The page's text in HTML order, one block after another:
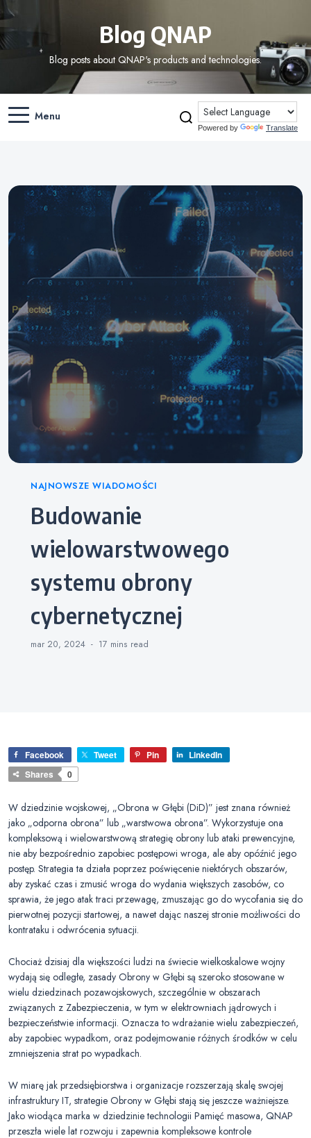
Blog QNAP
Blog posts about QNAP's products and technologies.
Menu
Powered by Translate
Categories
NAJNOWSZE WIADOMOŚCI
Budowanie
wielowarstwowego
systemu obrony
cybernetycznej
mar 20, 2024 17 mins read
Facebook Tweet Pin
LinkedIn
Shares
0
W dziedzinie wojskowej, „Obrona w Głębi (DiD)” jest znana również
jako „odporna obrona” lub „warstwowa obrona”. Wykorzystuje ona
kompleksową i wielowarstwową strategię obrony lub ataki prewencyjne,
nie aby bezpośrednio zapobiec postępowi wroga, ale aby opóźnić jego
postęp. Strategia ta działa poprzez poświęcenie niektórych obszarów,
aby zyskać czas i zmusić wroga do wydania większych zasobów, co
sprawia, że jego atak traci przewagę, zmuszając go do wycofania się do
pierwotnej pozycji startowej, a nawet dając naszej stronie możliwości do
kontrataku i odwrócenia sytuacji.
Chociaż dzisiaj dla większości ludzi na świecie wielkoskalowe wojny
wydają się odległe, zasady Obrony w Głębi są szeroko stosowane w
wielu dziedzinach pozawojskowych, szczególnie w obszarach
związanych z Zabezpieczenia, w tym w elektrowniach jądrowych i
bezpieczeństwie informacji. Oznacza to wdrażanie wielu zabezpieczeń,
aby zapobiec wypadkom, oraz podejmowanie różnych środków w celu
zmniejszenia strat po wypadkach.
W miarę jak przedsiębiorstwa i organizacje rozszerzają skalę swojej
infrastruktury IT, strategie Obrony w Głębi stają się jeszcze ważniejsze.
Jako wiodąca marka w dziedzinie technologii Pamięć masowa, QNAP
przeszła wiele lat rozwoju i zapewnia kompleksowe kontrole